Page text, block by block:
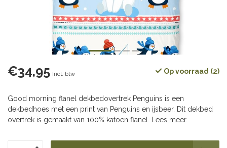
€34,95 Incl. btw Op voorraad (2)
Good morning flanel dekbedovertrek Penguins is een
dekbedhoes met een print van Penguins en ijsbeer. Dit dekbed
overtrek is gemaakt van 100% katoen flanel.
Lees meer.